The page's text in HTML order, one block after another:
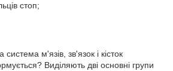
стоп;
м'язів, зв'язок і кісток
Виділяють дві основні групи